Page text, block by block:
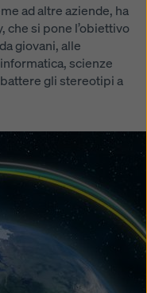
ad altre aziende, ha
che si pone l’obiettivo
giovani, alle
scienze
gli stereotipi a